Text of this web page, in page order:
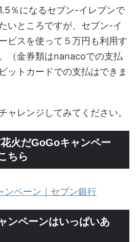
％になるセブン-イレブンで
いところですが、セブン-イ
ビスを使って５万円も利用す
（金券類はnanacoでの支払
ットカードでの支払はできま
ャレンジしてみてください。
火だGoGoキャンペー
ちら
ンペーン｜セブン銀行
ンペーンはいっぱいあ